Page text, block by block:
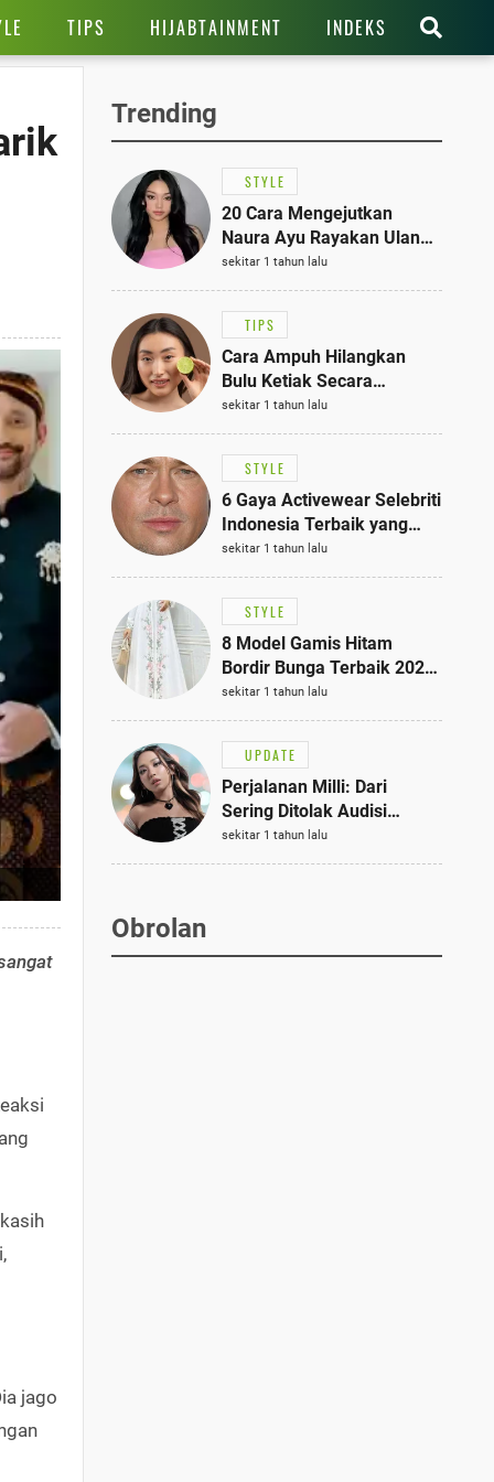
TIPS HIJABTAINMENT INDEKS
jago
Trending
STYLE
20 Cara Mengejutkan
Naura Ayu Rayakan Ulang
Tahun di Panti Asuhan,
Terlihat Anggun dengan
Kaftan Cokelat
sekitar 1 tahun lalu
TIPS
Cara Ampuh Hilangkan
Bulu Ketiak Secara
Permanen dalam 5
Langkah Sederhana
sekitar 1 tahun lalu
STYLE
6 Gaya Activewear Selebriti
Indonesia Terbaik yang
Bisa Jadi Inspirasi
Fashionmu
sekitar 1 tahun lalu
STYLE
8 Model Gamis Hitam
Bordir Bunga Terbaik 2025,
Stylish untuk Hangout
hingga Acara Semi-Formal
sekitar 1 tahun lalu
UPDATE
Perjalanan Milli: Dari
Sering Ditolak Audisi
hingga Menjadi Rapper Top
10 Thailand
sekitar 1 tahun lalu
Obrolan